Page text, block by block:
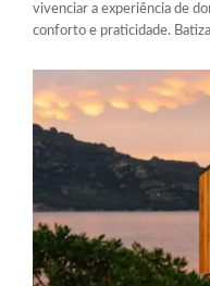
vivenciar a experiência de
conforto e praticidade.